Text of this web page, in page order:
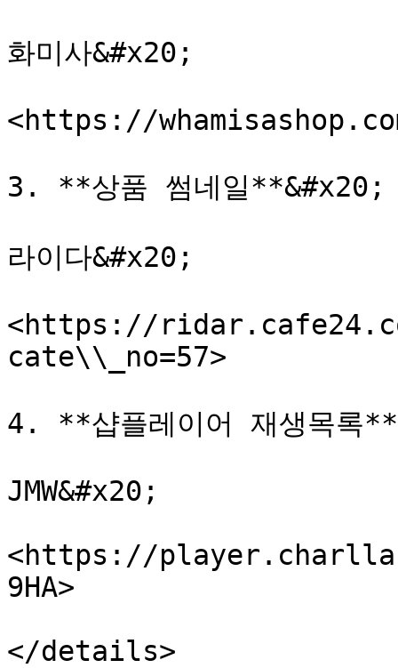
화미사&#x20;
<https://
3. **상품 썸네일**&#x20;
라이다&#x20;
<https://
cate\\_no=57>
4. **샵플레이어 재생목록
JMW&#x20;
<https://
9HA>
</details>